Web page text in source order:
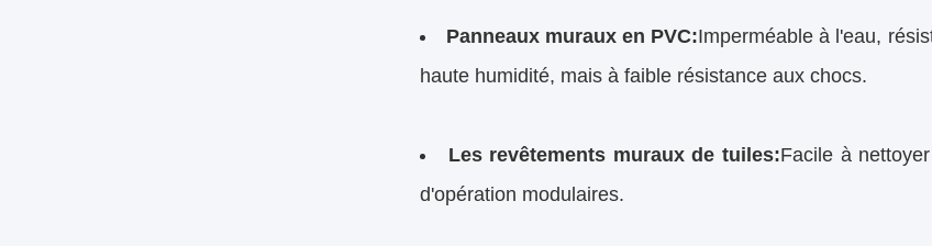
Panneaux muraux en PVC:Imperméable à l'eau,
haute humidité, mais à faible résistance aux chocs.
Les revêtements muraux de tuiles:Facile à
d'opération modulaires.